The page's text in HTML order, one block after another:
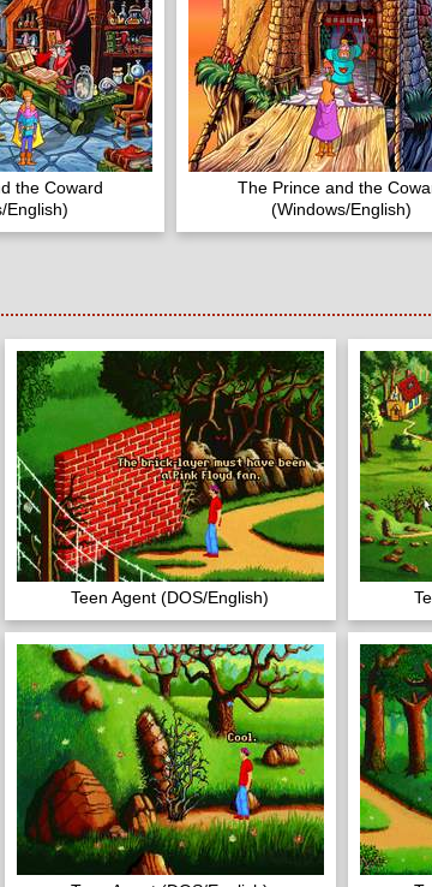
the Coward
English)
The Prince and the
(Windows/English)
Teen Agent (DOS/English)